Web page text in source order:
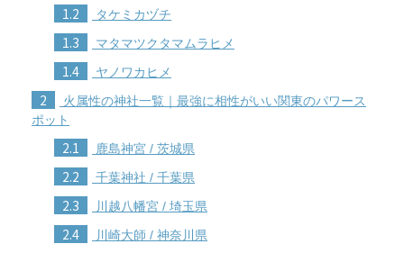
1.2 タケミカヅチ
1.3 マタマツクタマムラヒメ
1.4 ヤノワカヒメ
2
火属性の神社一覧｜最強に相性がいい関東のパワース
ポット
2.1 鹿島神宮 / 茨城県
2.2 千葉神社 / 千葉県
2.3 川越八幡宮 / 埼玉県
2.4 川崎大師 / 神奈川県